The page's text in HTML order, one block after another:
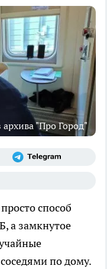
архива "Про Город"
способ
а замкнутое
по дому.